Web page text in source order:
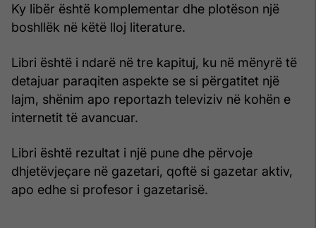
Ky libër është komplementar dhe plotëson një
boshllëk në këtë lloj literature.
Libri është i ndarë në tre kapituj, ku në mënyrë të
detajuar paraqiten aspekte se si përgatitet një
lajm, shënim apo reportazh televiziv në kohën e
internetit të avancuar.
Libri është rezultat i një pune dhe përvoje
dhjetëvjeçare në gazetari, qoftë si gazetar aktiv,
apo edhe si profesor i gazetarisë.